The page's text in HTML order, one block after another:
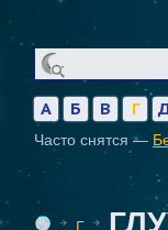
А Б В Г
Часто снятся —